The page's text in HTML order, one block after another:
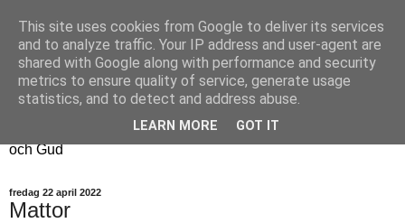
Fyren
Fyren finns för att sprida ljus i mörkret
För att påminna om guldkanterna i tillvaron
Här samsas jakt, hantverk, odling, och andra tankar om livet
och Gud
fredag 22 april 2022
Mattor
This site uses cookies from Google to deliver its services
and to analyze traffic. Your IP address and user-agent are
shared with Google along with performance and security
metrics to ensure quality of service, generate usage
statistics, and to detect and address abuse.
LEARN MORE GOT IT